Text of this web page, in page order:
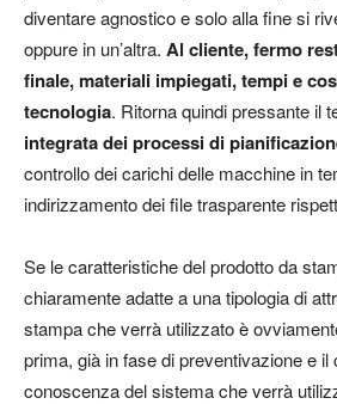
diventareagnosticoe solo alla fine si
oppure in un’altra. Al cliente, fermo
finale, materiali impiegati, tempi e
tecnologia. Ritorna quindi pressante il
integrata dei processi di
controllo dei carichi delle macchine in
indirizzamento dei file trasparente
Se le caratteristiche del prodotto da
chiaramente adatte a una tipologia di
stampa che verrà utilizzato è
prima, già in fase di preventivazione e il
conoscenza del sistema che verrà